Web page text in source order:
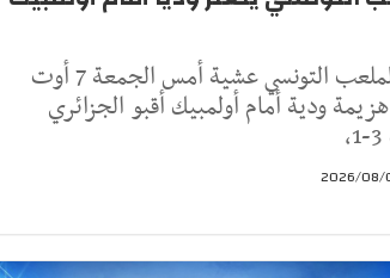
تكبّد الملعب التونسي عشية أمس الجمعة 7 أوت
2026 هزيمة ودية أمام أولمبيك أقبو الجزائري